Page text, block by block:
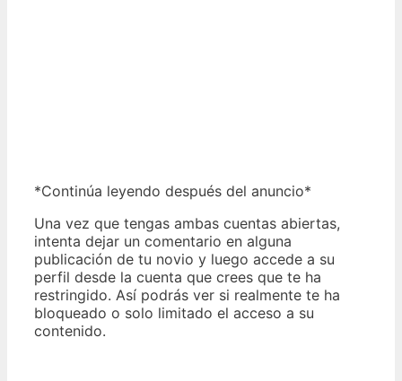
*Continúa leyendo después del anuncio*
Una vez que tengas ambas cuentas abiertas,
intenta dejar un comentario en alguna
publicación de tu novio y luego accede a su
perfil desde la cuenta que crees que te ha
restringido. Así podrás ver si realmente te ha
bloqueado o solo limitado el acceso a su
contenido.